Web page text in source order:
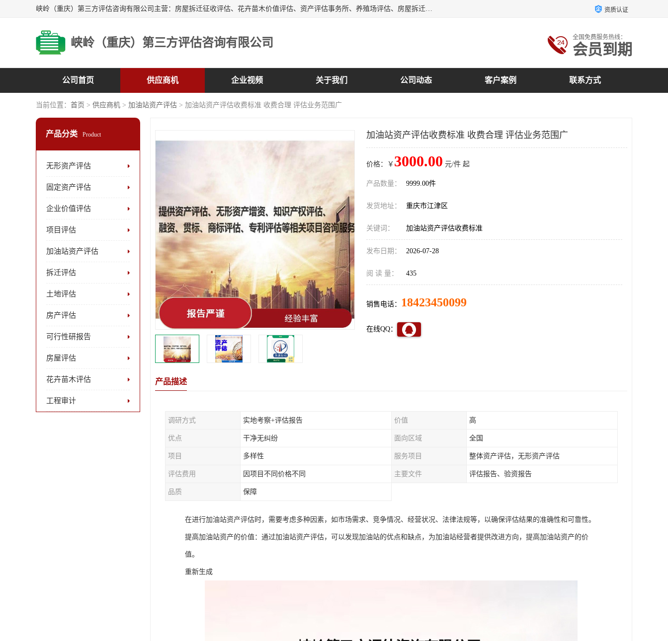
峡岭（重庆）第三方评估咨询有限公司主营：房屋拆迁征收评估、花卉苗木价值评估、资产评估事务所、养殖场评估、房屋拆迁服务公司等，形成了综合一体化的资产评估、财务审计和资产优化处置服务，是在全国同行业中资质全、业务服务范围广、具有影响力的综合服务机构。 资质认证
峡岭（重庆）第三方评估咨询有限公司 全国免费服务热线：
会员到期
公司首页 供应商机 企业视频 关于我们 公司动态 客户案例 联系方式
当前位置： 首页 > 供应商机 > 加油站资产评估 > 加油站资产评估收费标准 收费合理 评估业务范围广
产品分类 Product
无形资产评估
固定资产评估
企业价值评估
项目评估
加油站资产评估
拆迁评估
土地评估
房产评估
可行性研报告
房屋评估
花卉苗木评估
工程审计
加油站资产评估收费标准 收费合理 评估业务范围广
价格：￥ 3000.00 元/件 起
产品数量： 9999.00件
发货地址： 重庆市江津区
关键词： 加油站资产评估收费标准
发布日期： 2026-07-28
阅 读 量： 435
销售电话： 18423450099
在线QQ：
产品描述
调研方式 实地考察+评估报告 价值 高
优点 干净无纠纷 面向区域 全国
项目 多样性 服务项目 整体资产评估，无形资产评估
评估费用 因项目不同价格不同 主要文件 评估报告、验资报告
品质 保障
在进行加油站资产评估时，需要考虑多种因素，如市场需求、竞争情况、经营状况、法律法规等，以确保评估结果的准确性和可靠性。
提高加油站资产的价值：通过加油站资产评估，可以发现加油站的优点和缺点，为加油站经营者提供改进方向，提高加油站资产的价
值。
重新生成